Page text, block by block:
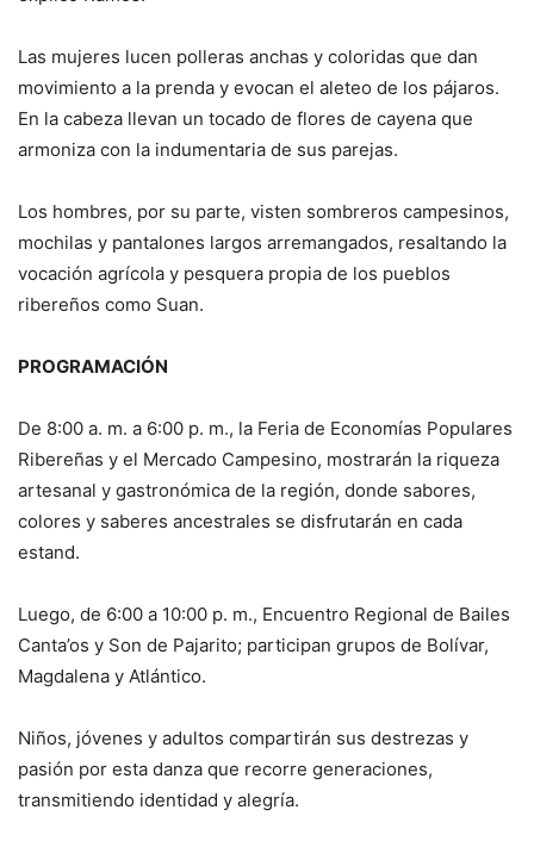
Las mujeres lucen polleras anchas y coloridas que dan
movimiento a la prenda y evocan el aleteo de los pájaros.
En la cabeza llevan un tocado de flores de cayena que
armoniza con la indumentaria de sus parejas.
Los hombres, por su parte, visten sombreros campesinos,
mochilas y pantalones largos arremangados, resaltando la
vocación agrícola y pesquera propia de los pueblos
ribereños como Suan.
PROGRAMACIÓN
De 8:00 a. m. a 6:00 p. m., la Feria de Economías Populares
Ribereñas y el Mercado Campesino, mostrarán la riqueza
artesanal y gastronómica de la región, donde sabores,
colores y saberes ancestrales se disfrutarán en cada
estand.
Luego, de 6:00 a 10:00 p. m., Encuentro Regional de Bailes
Canta’os y Son de Pajarito; participan grupos de Bolívar,
Magdalena y Atlántico.
Niños, jóvenes y adultos compartirán sus destrezas y
pasión por esta danza que recorre generaciones,
transmitiendo identidad y alegría.